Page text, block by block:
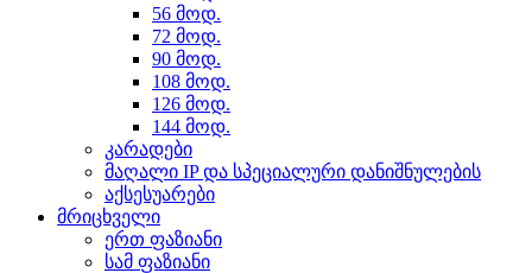
56 მოდ.
72 მოდ.
90 მოდ.
108 მოდ.
126 მოდ.
144 მოდ.
კარადები
მაღალი IP და სპეციალური დანიშნულების
აქსესუარები
მრიცხველი
ერთ ფაზიანი
სამ ფაზიანი